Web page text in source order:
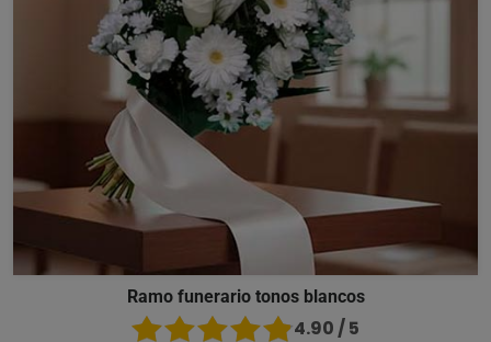
Ramo funerario tonos blancos
4.90 / 5